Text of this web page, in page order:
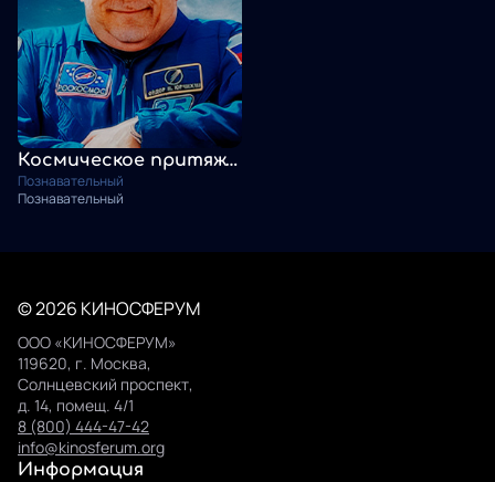
Космическое притяжение
Познавательный
Познавательный
© 2026 КИНОСФЕРУМ
ООО «КИНОСФЕРУМ»
119620, г. Москва,
Солнцевский проспект,
д. 14, помещ. 4/1
8 (800) 444-47-42
info@kinosferum.org
Информация